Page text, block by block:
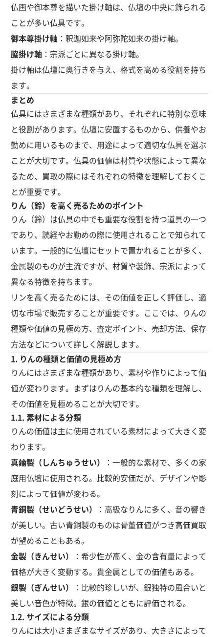
仏画や御本尊を描いた掛け軸は、仏壇の中央に飾られる
ことが多い仏具です。
御本尊掛け軸 ：釈迦如来や阿弥陀如来の掛け軸。
脇掛け軸 ：宗派ごとに異なる掛け軸。
掛け軸は仏壇に奥行きを与え、格式を高める役割を持ち
ます。
まとめ
仏具にはさまざまな種類があり、それぞれに特別な意味
と役割があります。仏壇に安置するものから、供養やお
勤めに用いるものまで、用途によって適切な仏具を選ぶ
ことが大切です。仏具の価値は材質や状態によって異な
るため、買取の際にはそれぞれの特徴を理解しておくこ
とが重要です。
りん（鈴）を高く売るためのポイント
りん（鈴）は仏具の中でも重要な役割を持つ道具の一つ
であり、読経やお勤めの際に使用されることで知られて
います。一般的に仏壇にセットで置かれることが多く、
金属製のものが主流ですが、材質や装飾、宗派によって
異なる特徴を持ちます。
リンを高く売るためには、その価値を正しく評価し、適
切な市場で販売することが重要です。ここでは、りんの
種類や価値の見極め方、査定ポイント、売却方法、保存
方法などについて詳しく解説します。
1. りんの種類と価値の見極め方
りんにはさまざまな種類があり、素材や作りによって価
値が変わります。まずはりんの基本的な種類を理解し、
その価値を見極めることが大切です。
1.1. 素材による分類
りんの価値は主に使用されている素材によって大きく変
わります。
真鍮製（しんちゅうせい）
：一般的な素材で、多くの家
庭用仏壇に使用される。比較的安価だが、デザインや彫
刻によって価値が変わる。
青銅製（せいどうせい）
：高級なりんに多く、音の響き
が美しい。古い青銅製のものは骨董価値がつき高価買取
が望めることもある。
金製（きんせい）
：希少性が高く、金の含有量によって
価格が大きく変動する。貴金属としての価値もある。
銀製（ぎんせい）
：比較的珍しいが、銀独特の風合いと
美しい音色が特徴。銀の価値とともに評価される。
1.2. サイズによる分類
りんには大小さまざまなサイズがあり、大きさによって